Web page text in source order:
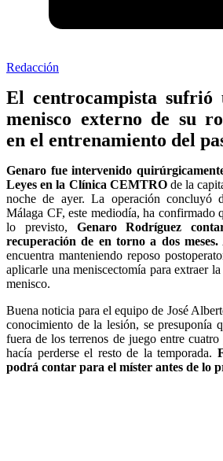
Redacción
El centrocampista sufrió
menisco externo de su
en el entrenamiento del
Genaro fue intervenido
Leyes en la Clínica CEMTROde la
noche de ayer. La operación concluyó
Málaga CF, este mediodía, ha confirmado
lo previsto, Genaro Rodríguez
recuperación de en torno a dos meses.
encuentra manteniendo reposo
aplicarle una meniscectomía para extraer
menisco.
Buena noticia para el equipo de José
conocimiento de la lesión, se presuponía
fuera de los terrenos de juego entre
hacía perderse el resto de la temporada.
podrá contar para el míster antes de lo